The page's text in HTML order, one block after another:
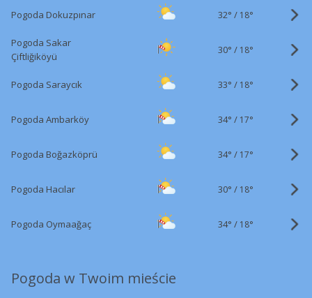
Pogoda Dokuzpınar 32° / 18°
Pogoda Sakar
Çiftliğiköyü
30° / 18°
Pogoda Saraycık 33° / 18°
Pogoda Ambarköy 34° / 17°
Pogoda Boğazköprü 34° / 17°
Pogoda Hacılar 30° / 18°
Pogoda Oymaağaç 34° / 18°
Pogoda w Twoim mieście